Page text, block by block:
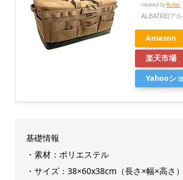
created byRinker
ALBATRE(ア
Amazon
楽天市場
Yahooシ
基礎情報
・素材：ポリエステル
・サイズ：38×60x38cm（長さ×幅×高さ）